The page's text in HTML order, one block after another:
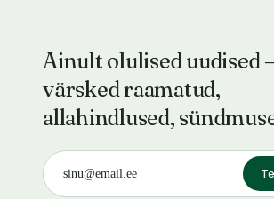
Ainult olulised uudised
värsked raamatud,
allahindlused,